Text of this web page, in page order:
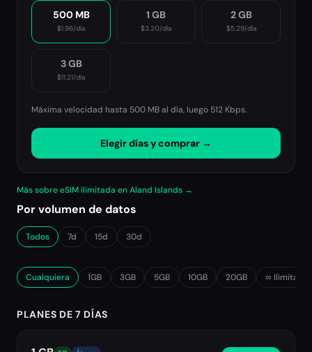
500 MB
$1.96/día
1 GB
$3.20/día
2 GB
$5.29/día
3 GB
$11.21/día
Máxima velocidad hasta 500 MB al día, luego 512 Kbps.
Elegir días y comprar →
Más sobre eSIM ilimitada en Aland Islands →
Por volumen de datos
Todos 7d 15d 30d
Cualquiera 1GB 3GB 5GB 10GB 20GB ∞ Ilimitado
PLANES DE 7 DÍAS